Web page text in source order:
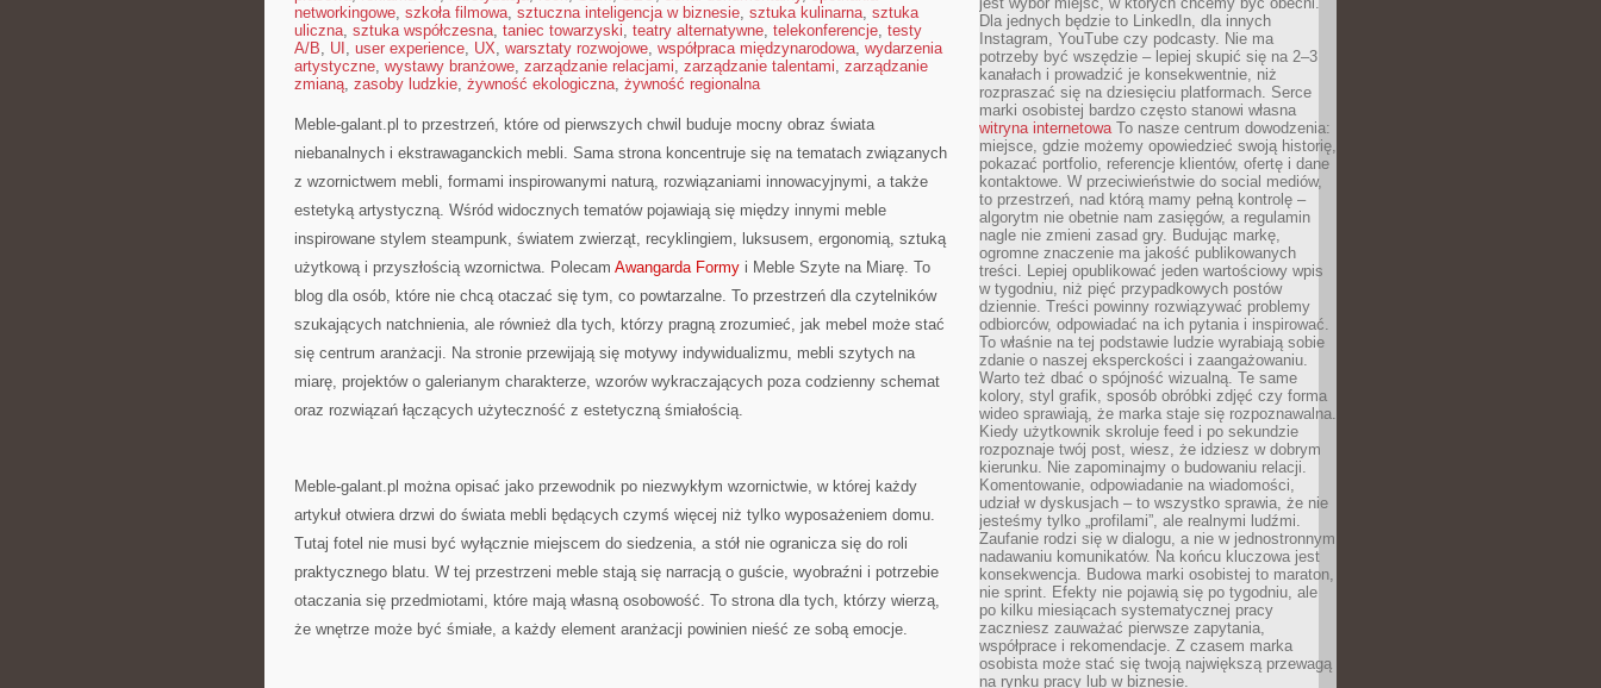
networkingowe, szkoła filmowa, sztuczna inteligencja w biznesie, sztuka kulinarna, sztuka
uliczna, sztuka współczesna, taniec towarzyski, teatry alternatywne, telekonferencje, testy
A/B, UI , user experience, UX, warsztaty rozwojowe, współpraca międzynarodowa, wydarzenia
artystyczne, wystawy branżowe, zarządzanie relacjami, zarządzanie talentami, zarządzanie
zmianą, zasoby ludzkie, żywność ekologiczna, żywność regionalna
Meble-galant.pl to przestrzeń, które od pierwszych chwil buduje mocny obraz świata
niebanalnych i ekstrawaganckich mebli. Sama strona koncentruje się na tematach związanych
z wzornictwem mebli, formami inspirowanymi naturą, rozwiązaniami innowacyjnymi, a także
estetyką artystyczną. Wśród widocznych tematów pojawiają się między innymi meble
inspirowane stylem steampunk, światem zwierząt, recyklingiem, luksusem, ergonomią, sztuką
użytkową i przyszłością wzornictwa. Polecam Awangarda Formy i Meble Szyte na Miarę. To
blog dla osób, które nie chcą otaczać się tym, co powtarzalne. To przestrzeń dla czytelników
szukających natchnienia, ale również dla tych, którzy pragną zrozumieć, jak mebel może stać
się centrum aranżacji. Na stronie przewijają się motywy indywidualizmu, mebli szytych na
miarę, projektów o galerianym charakterze, wzorów wykraczających poza codzienny schemat
oraz rozwiązań łączących użyteczność z estetyczną śmiałością.
Meble-galant.pl można opisać jako przewodnik po niezwykłym wzornictwie, w której każdy
artykuł otwiera drzwi do świata mebli będących czymś więcej niż tylko wyposażeniem domu.
Tutaj fotel nie musi być wyłącznie miejscem do siedzenia, a stół nie ogranicza się do roli
praktycznego blatu. W tej przestrzeni meble stają się narracją o guście, wyobraźni i potrzebie
otaczania się przedmiotami, które mają własną osobowość. To strona dla tych, którzy wierzą,
że wnętrze może być śmiałe, a każdy element aranżacji powinien nieść ze sobą emocje.
Dla jednych będzie to LinkedIn, dla innych
Instagram, YouTube czy podcasty. Nie ma
potrzeby być wszędzie – lepiej skupić się na 2–3
kanałach i prowadzić je konsekwentnie, niż
rozpraszać się na dziesięciu platformach. Serce
marki osobistej bardzo często stanowi własna
witryna internetowaTo nasze centrum dowodzenia:
miejsce, gdzie możemy opowiedzieć swoją historię,
pokazać portfolio, referencje klientów, ofertę i dane
kontaktowe. W przeciwieństwie do social mediów,
to przestrzeń, nad którą mamy pełną kontrolę –
algorytm nie obetnie nam zasięgów, a regulamin
nagle nie zmieni zasad gry. Budując markę,
ogromne znaczenie ma jakość publikowanych
treści. Lepiej opublikować jeden wartościowy wpis
w tygodniu, niż pięć przypadkowych postów
dziennie. Treści powinny rozwiązywać problemy
odbiorców, odpowiadać na ich pytania i inspirować.
To właśnie na tej podstawie ludzie wyrabiają sobie
zdanie o naszej eksperckości i zaangażowaniu.
Warto też dbać o spójność wizualną. Te same
kolory, styl grafik, sposób obróbki zdjęć czy forma
wideo sprawiają, że marka staje się rozpoznawalna.
Kiedy użytkownik skroluje feed i po sekundzie
rozpoznaje twój post, wiesz, że idziesz w dobrym
kierunku. Nie zapominajmy o budowaniu relacji.
Komentowanie, odpowiadanie na wiadomości,
udział w dyskusjach – to wszystko sprawia, że nie
jesteśmy tylko „profilami”, ale realnymi ludźmi.
Zaufanie rodzi się w dialogu, a nie w jednostronnym
nadawaniu komunikatów. Na końcu kluczowa jest
konsekwencja. Budowa marki osobistej to maraton,
nie sprint. Efekty nie pojawią się po tygodniu, ale
po kilku miesiącach systematycznej pracy
zaczniesz zauważać pierwsze zapytania,
współprace i rekomendacje. Z czasem marka
osobista może stać się twoją największą przewagą
na rynku pracy lub w biznesie.